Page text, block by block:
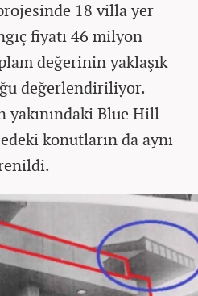
18 villa yer
fiyatı 46 milyon
değerinin yaklaşık
değerlendiriliyor.
yakınındaki Blue Hill
konutların da aynı